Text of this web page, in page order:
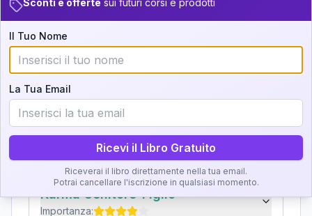
17.5-18.5
18.5-19 +3 14
Interpretazione
Clicca su ogni zona per leggere la definizione e
l'interpretazione!
Zona del Ritratto
Importanza:
Karma Genitore-Figlio
Importanza:
Sconti e offerte sui futuri corsi e prodotti
Il Tuo Nome
La Tua Email
Ricevi il Libro Gratuito
Riceverai il libro direttamente nella tua email.
Potrai cancellare l'iscrizione in qualsiasi momento.